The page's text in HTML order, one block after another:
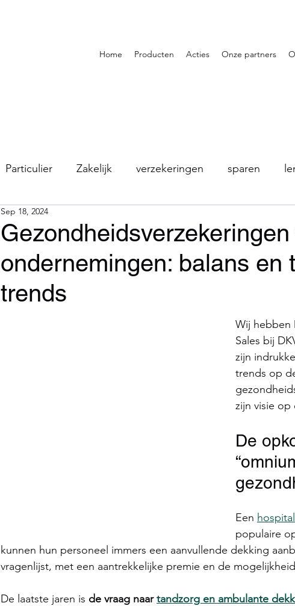
Home Producten Acties Onze partners
Particulier Zakelijk verzekeringen sparen
ondernemingen: balans en
trends
Sep 18, 2024
Wij hebben
Sales bij
zijn
trends op
zijn visie op
De
Een
populaire
kunnen hun personeel immers een aanvullende dekking
vragenlijst, met een aantrekkelijke premie en de
De laatste jaren is de vraag naar tandzorg en ambulante